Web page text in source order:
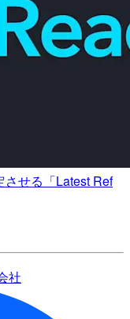
せる「Latest Ref
社